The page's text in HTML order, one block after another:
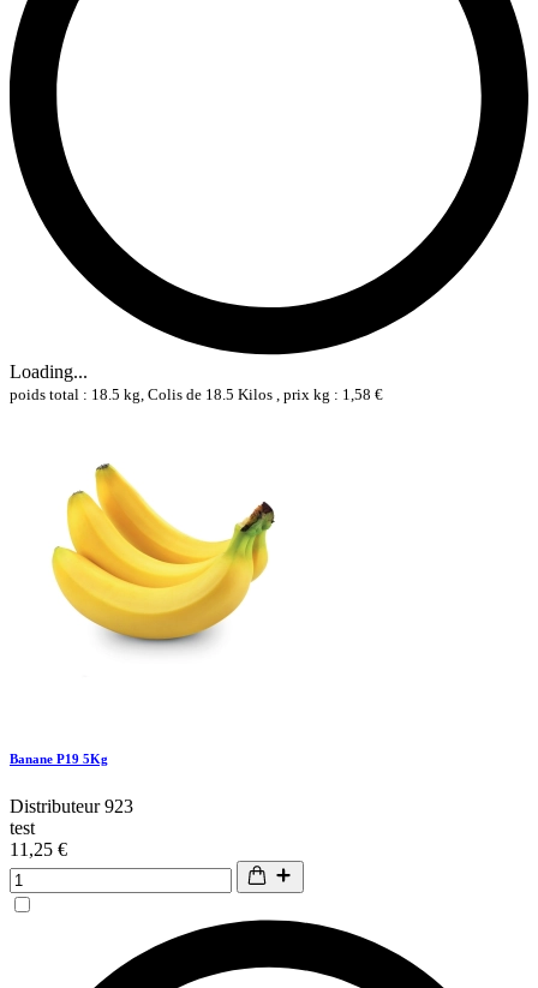
Loading...
poids total : 18.5 kg, Colis de 18.5 Kilos , prix kg : 1,58 €
Banane P19 5Kg
Distributeur 923
test
11,25 €